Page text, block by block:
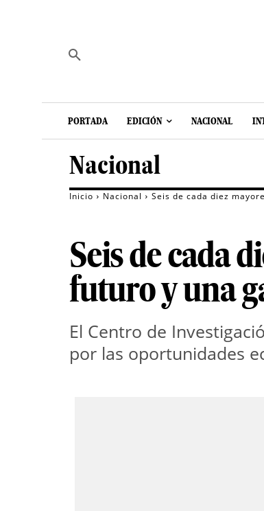
PORTADA EDICIÓN NACIONAL
Nacional
Inicio Nacional Seis de cada diez
Seis de cada
futuro y una
El Centro de
por las oportunidades